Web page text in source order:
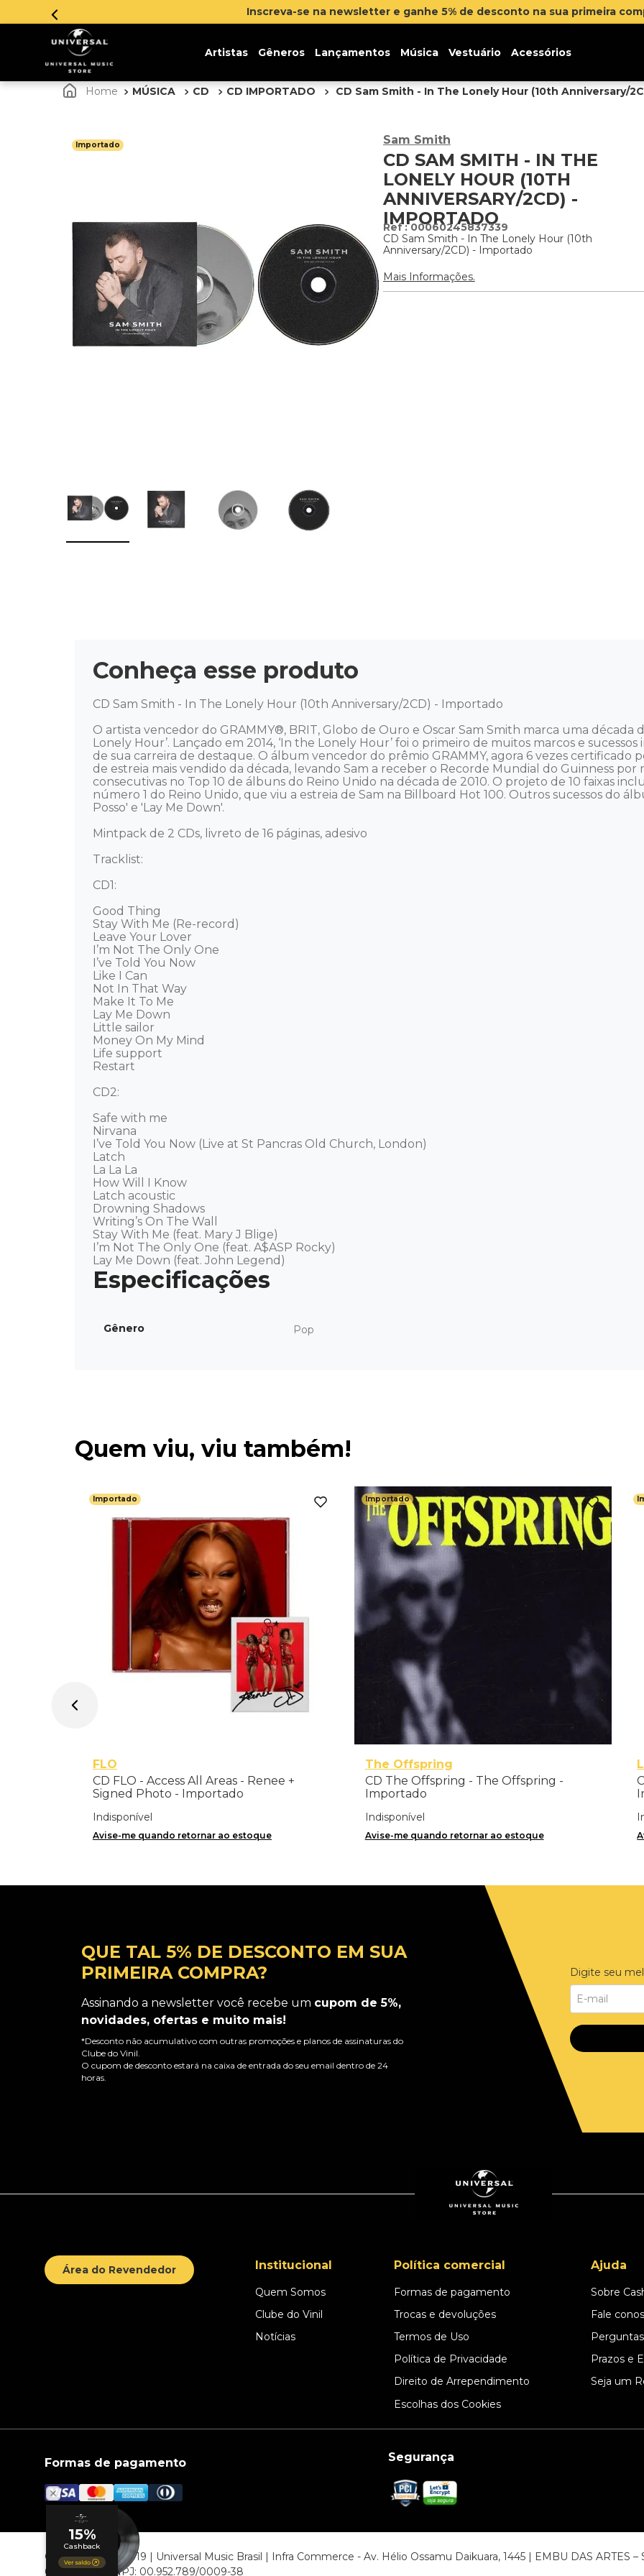
Inscreva-se na newsletter e ganhe 5% de desconto na sua primeira
Artistas Gêneros Lançamentos Música Vestuário Acessórios
MÚSICA CD CD IMPORTADO CD Sam Smith - In The Lonely Hour (10th Anniversary/
Importado Sam Smith
CD SAM SMITH - IN THE
LONELY HOUR (10TH
ANNIVERSARY/2CD) -
IMPORTADO
:00060245837339
CD Sam Smith - In The Lonely Hour (10th
Anniversary/2CD) - Importado
Mais Informações.
Conheça esse produto
CD Sam Smith - In The Lonely Hour (10th Anniversary/2CD) - Importado
O artista vencedor do GRAMMY®, BRIT, Globo de Ouro e Oscar Sam Smith marca uma década
Lonely Hour’. Lançado em 2014, ‘In the Lonely Hour’ foi o primeiro de muitos marcos e
de sua carreira de destaque. O álbum vencedor do prêmio GRAMMY, agora 6 vezes certificado
de estreia mais vendido da década, levando Sam a receber o Recorde Mundial do Guinness
consecutivas no Top 10 de álbuns do Reino Unido na década de 2010. O projeto de 10 faixas
número 1 do Reino Unido, que viu a estreia de Sam na Billboard Hot 100. Outros sucessos do
Posso' e 'Lay Me Down'.
Mintpack de 2 CDs, livreto de 16 páginas, adesivo
Tracklist:
CD1:
Good Thing
Stay With Me (Re-record)
Leave Your Lover
I’m Not The Only One
I’ve Told You Now
Like I Can
Not In That Way
Make It To Me
Lay Me Down
Little sailor
Money On My Mind
Life support
Restart
CD2:
Safe with me
Nirvana
I’ve Told You Now (Live at St Pancras Old Church, London)
Latch
La La La
How Will I Know
Latch acoustic
Drowning Shadows
Writing’s On The Wall
Stay With Me (feat. Mary J Blige)
I’m Not The Only One (feat. A$ASP Rocky)
Lay Me Down (feat. John Legend)
Gênero Pop
Quem viu, viu também!
Importado
FLO
CD FLO - Access All Areas - Renee +
Signed Photo - Importado
Indisponível
Avise-me quando retornar ao estoque
Importado
The Offspring
CD The Offspring - The Offspring -
Importado
Indisponível
Avise-me quando retornar ao estoque
QUE TAL 5% DE DESCONTO EM SUA
PRIMEIRA COMPRA?
Assinando a newsletter você recebe um cupom de 5%,
novidades, ofertas e muito mais!
*Desconto não acumulativo com outras promoções e planos de assinaturas do
Clube do Vinil.
O cupom de desconto estará na caixa de entrada do seu email dentro de 24
horas.
Digite seu
Área do Revendedor Institucional
Quem Somos
Clube do Vinil
Notícias
Política comercial
Formas de pagamento
Trocas e devoluções
Termos de Uso
Política de Privacidade
Direito de Arrependimento
Escolhas dos Cookies
Ajuda
Sobre
Fale
Prazos e
Seja um
Formas de pagamento Segurança
© COPYRIGHT 2019 | Universal Music Brasil | Infra Commerce - Av. Hélio Ossamu Daikuara, 1445 | EMBU DAS ARTES –
06807-000 CNPJ: 00.952.789/0009-38